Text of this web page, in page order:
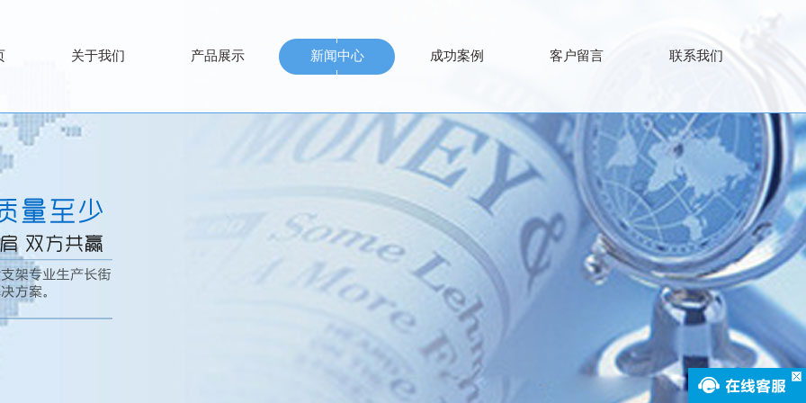
关于我们 产品展示 新闻中心 成功案例 客户留言 联系我们